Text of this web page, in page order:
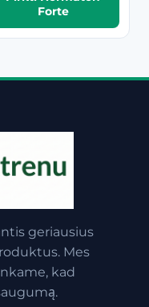
Forte
geriausius
Mes
kad